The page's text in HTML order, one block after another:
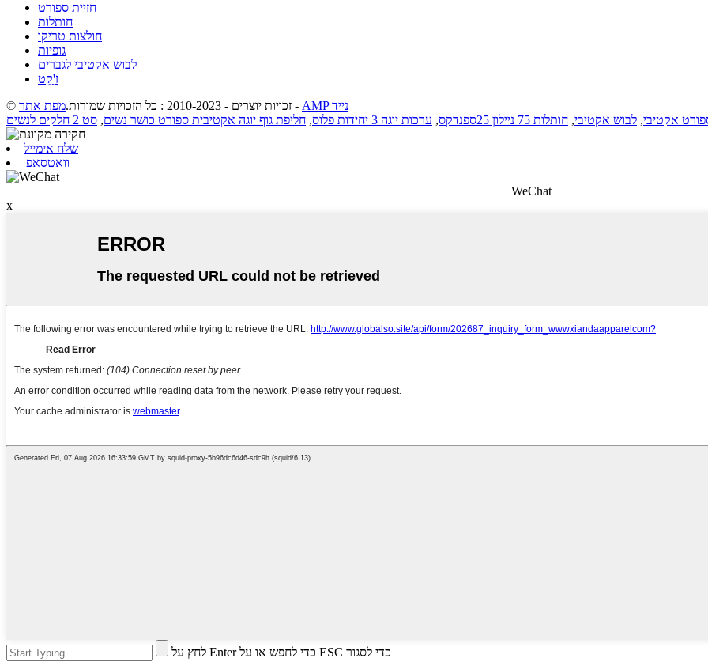
חזיית ספורט
חותלות
חולצות טריקו
גופיות
לבוש אקטיבי לגברים
ז'ָקֵט
© זכויות יוצרים - 2010-2023 : כל הזכויות שמורות.
מפת אתר -
AMP נייד
אקטיבי, לבוש אקטיבי, חותלות 75 ניילון 25ספנדקס , ערכות יוגה 3 יחידות פלוס , חליפת גוף יוגה אקטיבית ספורט כושר נשים, סט 2 חלקים לנשים
שלח אימייל
וואטסאפ
WeChat
x
לחץ על Enter כדי לחפש או על ESC כדי לסגור